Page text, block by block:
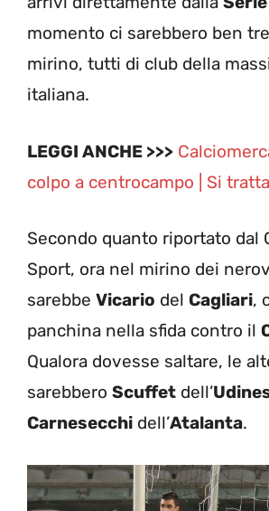
momento ci sarebbero ben
mirino, tutti di club della
italiana.
LEGGI ANCHE >>>
colpo a centrocampo | Si
Secondo quanto riportato dal
Sport, ora nel mirino dei
sarebbe Vicario del Cagliari,
panchina nella sfida contro il
Qualora dovesse saltare, le
sarebbero Scuffet dell’
Carnesecchi dell’Atalanta.